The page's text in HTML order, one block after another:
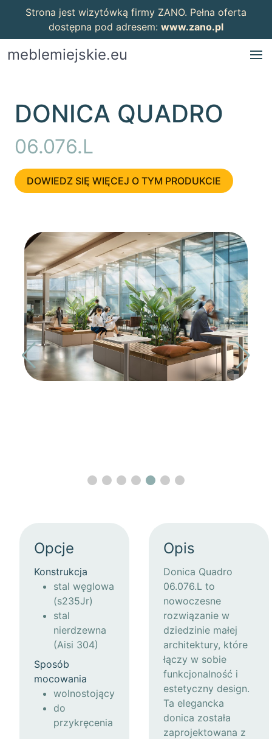
Strona jest wizytówką firmy ZANO. Pełna oferta
dostępna pod adresem: www.zano.pl
meblemiejskie.eu
DONICA QUADRO
06.076.L
DOWIEDZ SIĘ WIĘCEJ O TYM PRODUKCIE
Opcje
Konstrukcja
stal węglowa
(s235Jr)
stal
nierdzewna
(Aisi 304)
Sposób
mocowania
wolnostojący
do
przykręcenia
Opis
Donica Quadro
06.076.L to
nowoczesne
rozwiązanie w
dziedzinie małej
architektury, które
łączy w sobie
funkcjonalność i
estetyczny design.
Ta elegancka
donica została
zaprojektowana z